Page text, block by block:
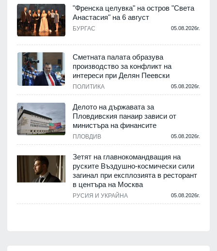
"Френска целувка" на остров "Света
Анастасия" на 6 август
БУРГАС 05.08.2026г.
Сметната палата образува
производство за конфликт на
интереси при Делян Пеевски
ПОЛИТИКА 05.08.2026г.
Делото на държавата за
Пловдивския панаир зависи от
министъра на финансите
ПЛОВДИВ 05.08.2026г.
Зетят на главнокомандващия на
руските Въздушно-космически сили
загинал при експлозията в ресторант
в центъра на Москва
РУСИЯ И УКРАЙНА 05.08.2026г.